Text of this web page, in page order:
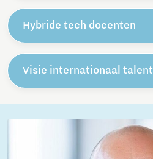
Hybride tech docenten
Visie internationaal talent